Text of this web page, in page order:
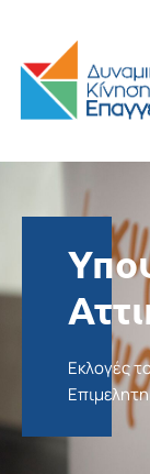
Εκλογές